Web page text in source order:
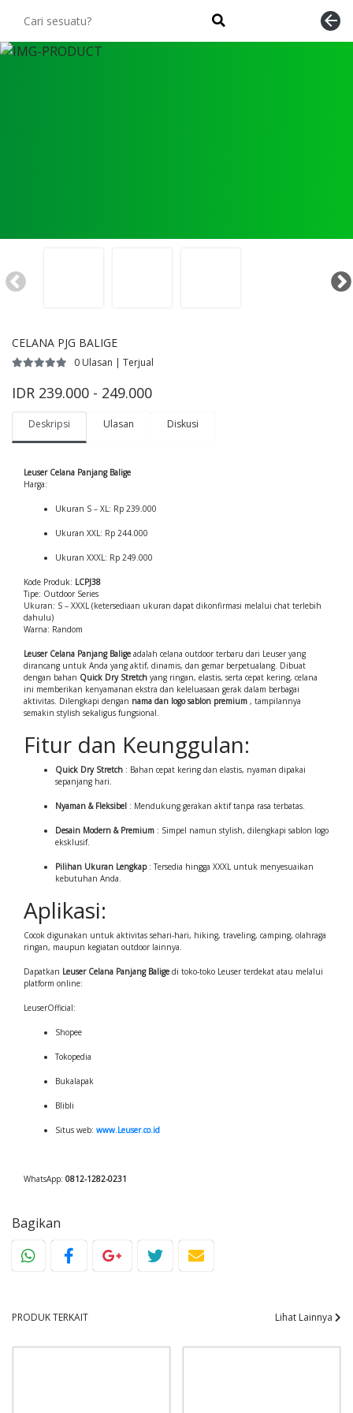
arrow_back
CELANA PJG BALIGE
0 Ulasan | Terjual
IDR 239.000 - 249.000
Deskripsi Ulasan Diskusi
Leuser Celana Panjang Balige
Harga:
Ukuran S – XL: Rp 239.000
Ukuran XXL: Rp 244.000
Ukuran XXXL: Rp 249.000
Kode Produk: LCPJ38
Tipe: Outdoor Series
Ukuran: S – XXXL (ketersediaan ukuran dapat dikonfirmasi melalui chat terlebih
dahulu)
Warna: Random
Leuser Celana Panjang Balige adalah celana outdoor terbaru dari Leuser yang
dirancang untuk Anda yang aktif, dinamis, dan gemar berpetualang. Dibuat
dengan bahan Quick Dry Stretch yang ringan, elastis, serta cepat kering, celana
ini memberikan kenyamanan ekstra dan keleluasaan gerak dalam berbagai
aktivitas. Dilengkapi dengan nama dan logo sablon premium , tampilannya
semakin stylish sekaligus fungsional.
Fitur dan Keunggulan:
Quick Dry Stretch : Bahan cepat kering dan elastis, nyaman dipakai
sepanjang hari.
Nyaman & Fleksibel : Mendukung gerakan aktif tanpa rasa terbatas.
Desain Modern & Premium : Simpel namun stylish, dilengkapi sablon logo
eksklusif.
Pilihan Ukuran Lengkap: Tersedia hingga XXXL untuk menyesuaikan
kebutuhan Anda.
Aplikasi:
Cocok digunakan untuk aktivitas sehari-hari, hiking, traveling, camping, olahraga
ringan, maupun kegiatan outdoor lainnya.
Dapatkan Leuser Celana Panjang Balige di toko-toko Leuser terdekat atau melalui
platform online:
LeuserOfficial:
Shopee
Tokopedia
Bukalapak
Blibli
Situs web: www.Leuser.co.id
WhatsApp: 0812-1282-0231
Bagikan
PRODUK TERKAIT Lihat Lainnya